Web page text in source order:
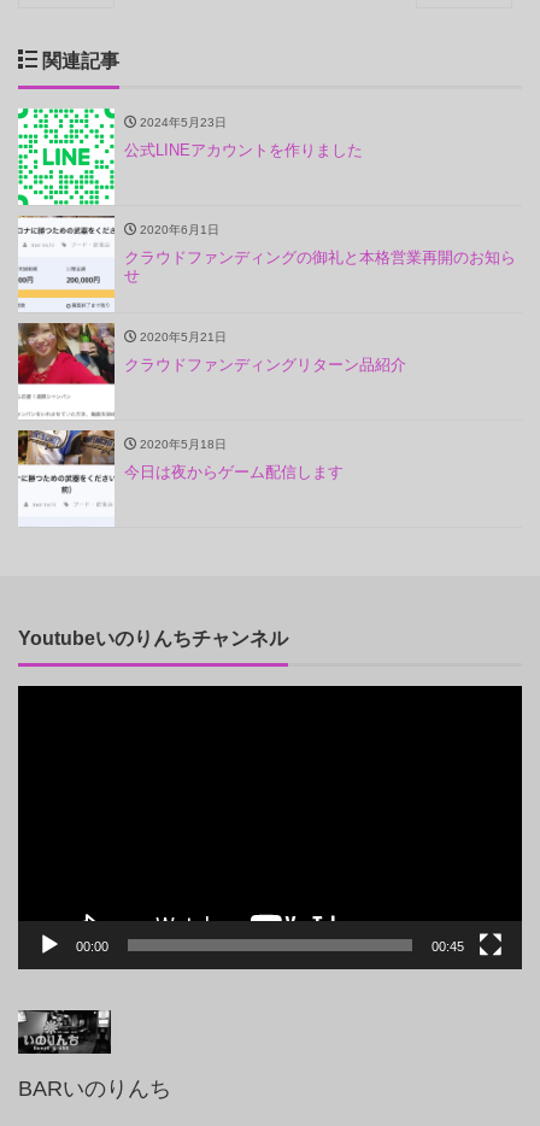
関連記事
2024年5月23日
公式LINEアカウントを作りました
2020年6月1日
クラウドファンディングの御礼と本格営業再開のお知ら
せ
2020年5月21日
クラウドファンディングリターン品紹介
2020年5月18日
今日は夜からゲーム配信します
Youtubeいのりんちチャンネル
00:00 00:45
BARいのりんち